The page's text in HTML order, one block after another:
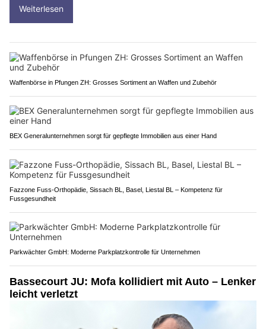
Weiterlesen
Waffenbörse in Pfungen ZH: Grosses Sortiment an Waffen und Zubehör
BEX Generalunternehmen sorgt für gepflegte Immobilien aus einer Hand
Fazzone Fuss-Orthopädie, Sissach BL, Basel, Liestal BL – Kompetenz für
Fussgesundheit
Parkwächter GmbH: Moderne Parkplatzkontrolle für Unternehmen
Bassecourt JU: Mofa kollidiert mit Auto – Lenker
leicht verletzt